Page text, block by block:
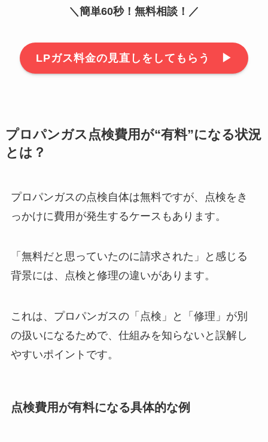
＼簡単60秒！無料相談！／
LPガス料金の見直しをしてもらう ▶︎
プロパンガス点検費用が“有料”になる状況
とは？
プロパンガスの点検自体は無料ですが、点検をき
っかけに費用が発生するケースもあります。
「無料だと思っていたのに請求された」と感じる
背景には、点検と修理の違いがあります。
これは、プロパンガスの「点検」と「修理」が別
の扱いになるためで、仕組みを知らないと誤解し
やすいポイントです。
点検費用が有料になる具体的な例